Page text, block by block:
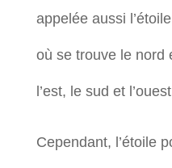
appelée aussi
où se trouve le nord
l’est, le sud et
Cependant, l’étoile